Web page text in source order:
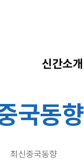
신간소개
국동향
최신중국동향